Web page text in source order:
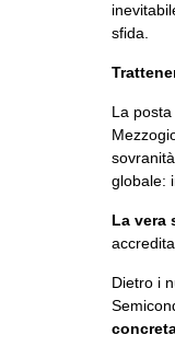
sfida.
La posta
globale:
La vera
Dietro i